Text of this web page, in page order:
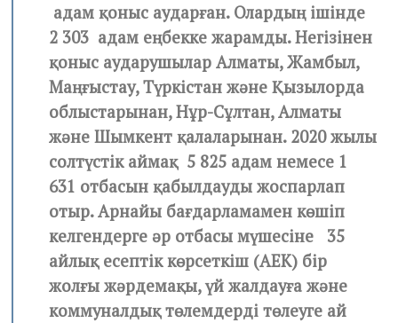
адам қоныс аударған. Олардың ішінде
2 303 адам еңбекке жарамды. Негізінен
қоныс аударушылар Алматы, Жамбыл,
Маңғыстау, Түркістан және Қызылорда
облыстарынан, Нұр-Сұлтан, Алматы
және Шымкент қалаларынан. 2020 жылы
солтүстік аймақ 5 825 адам немесе 1
631 отбасын қабылдауды жоспарлап
отыр. Арнайы бағдарламамен көшіп
келгендерге әр отбасы мүшесіне 35
айлық есептік көрсеткіш (АЕК) бір
жолғы жәрдемақы, үй жалдауға және
коммуналдық төлемдерді төлеуге ай